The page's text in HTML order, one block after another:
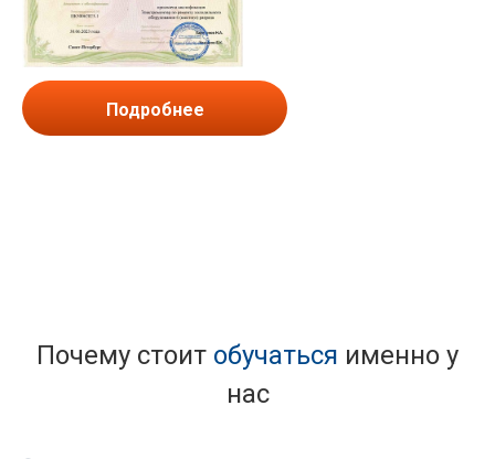
Подробнее
Почему стоит обучаться именно у
нас